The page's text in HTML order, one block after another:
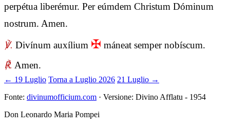
perpétua liberémur. Per eúmdem Christum Dóminum
nostrum. Amen.
℣. Divínum auxílium ✠ máneat semper nobíscum.
℟. Amen.
← 19 Luglio Torna a Luglio 2026 21 Luglio →
Fonte: divinumofficium.com · Versione: Divino Afflatu - 1954
Don Leonardo Maria Pompei